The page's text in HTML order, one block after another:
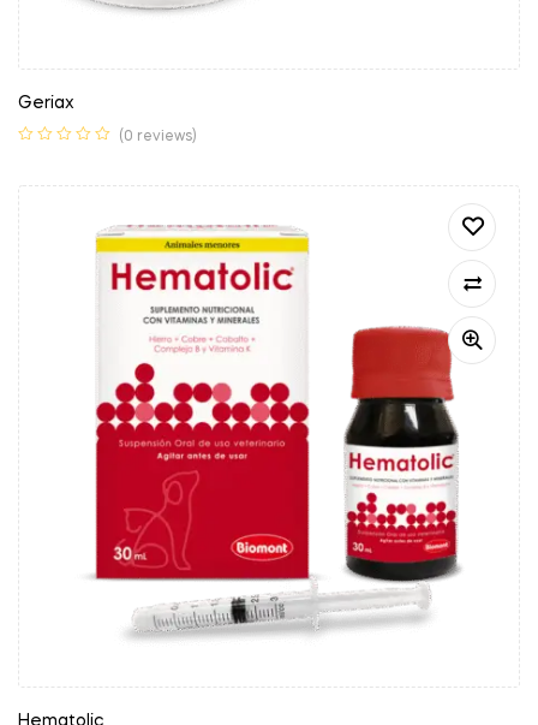
Geriax
(0 reviews)
Hematolic